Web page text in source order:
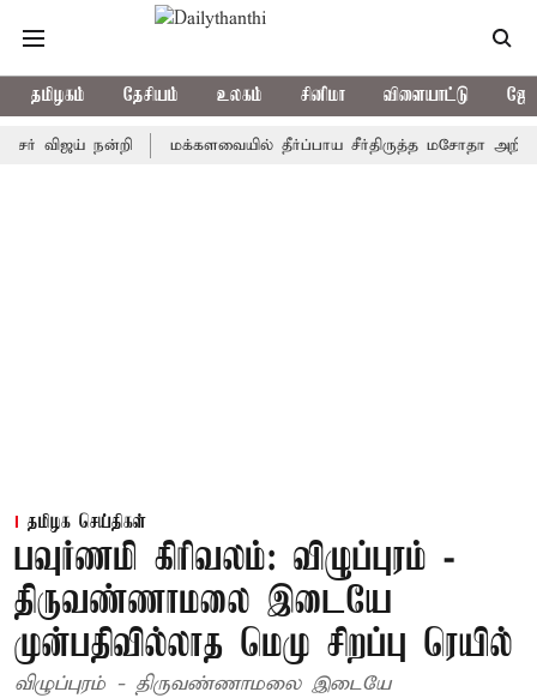
தமிழகம் தேசியம் உலகம் சினிமா விளையாட்டு
நன்றி மக்களவையில் தீர்ப்பாய சீர்திருத்த மசோதா அறிமுகம்
தமிழக செய்திகள்
பவுர்ணமி கிரிவலம்: விழுப்புரம் -
திருவண்ணாமலை இடையே
முன்பதிவில்லாத மெமு சிறப்பு ரெயில்
விழுப்புரம் - திருவண்ணாமலை இடையே